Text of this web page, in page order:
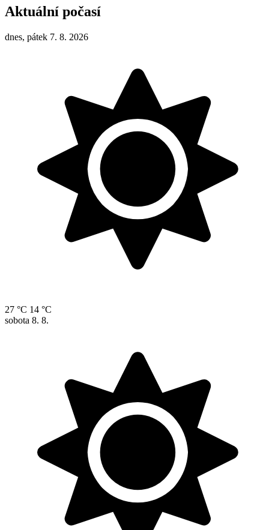
Aktuální počasí
dnes, pátek 7. 8. 2026
27 °C 14 °C
sobota 8. 8.